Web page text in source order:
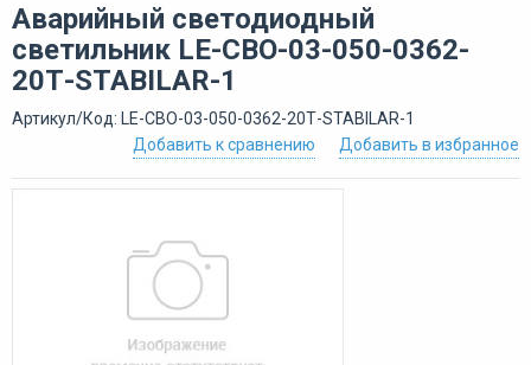
Аварийный светодиодный
светильник LE-СВО-03-050-0362-
20Т-STABILAR-1
Артикул/Код: LE-СВО-03-050-0362-20Т-STABILAR-1
Добавить в избранное
Добавить к сравнению